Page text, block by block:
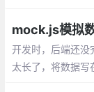
基数和运算规则。
mock.js模拟
开发时，后端还没
太长了，将数据写